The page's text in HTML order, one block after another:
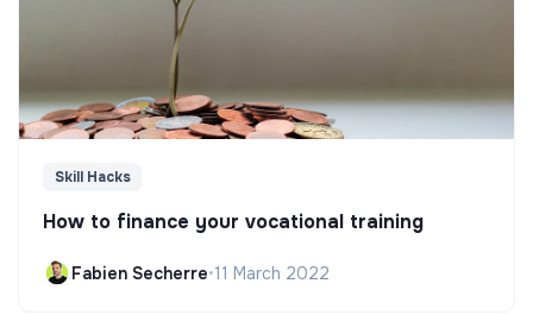
Skill Hacks
How to finance your vocational training
Fabien Secherre•11 March 2022